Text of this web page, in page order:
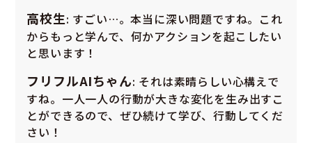
高校生: すごい…。本当に深い問題ですね。これ
からもっと学んで、何かアクションを起こしたい
と思います！
フリフルAIちゃん: それは素晴らしい心構えで
すね。一人一人の行動が大きな変化を生み出すこ
とができるので、ぜひ続けて学び、行動してくだ
さい！